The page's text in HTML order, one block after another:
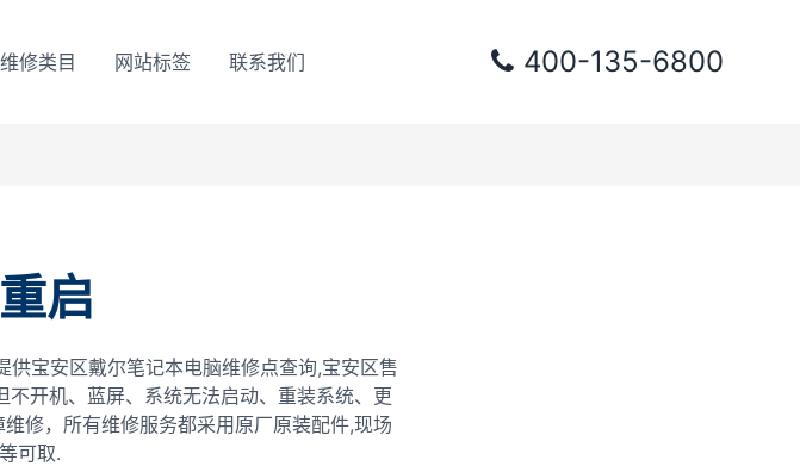
维修类目 网站标签 联系我们 400-135-6800
启
宝安区戴尔笔记本电脑维修点查询,宝安区售
开机、蓝屏、系统无法启动、重装系统、更
修，所有维修服务都采用原厂原装配件,现场
可取.